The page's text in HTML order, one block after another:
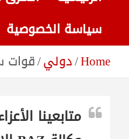
سياسة الخصوصية
Home دولي قوات
متابعينا